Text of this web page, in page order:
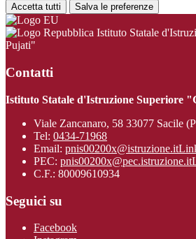
Accetta tutti Salva le preferenze
Istituto Statale
Pujati"
Contatti
Istituto Statale d'Istruzione Superiore
Viale Zancanaro, 58 33077 Sacile
Tel: 0434-71968
Email: pnis00200x@istruzione.it
PEC: pnis00200x@pec.istruzione.it
C.F.: 80009610934
Seguici su
Facebook